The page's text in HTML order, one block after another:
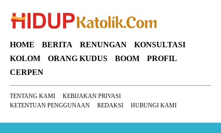
HOME BERITA RENUNGAN
KONSULTASI
KOLOM
ORANG KUDUS BOOM
PROFIL
CERPEN
TENTANG KAMI
KEBIJAKAN PRIVASI
KETENTUAN PENGGUNAAN
REDAKSI HUBUNGI KAMI